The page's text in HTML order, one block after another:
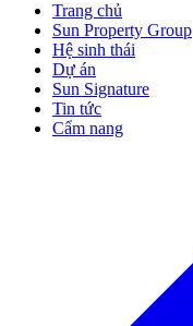
Trang chủ
Sun Property Group
Hệ sinh thái
Dự án
Sun Signature
Tin tức
Cẩm nang